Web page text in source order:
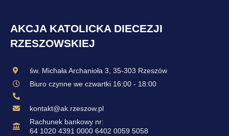
AKCJA KATOLICKA DIECEZJI
RZESZOWSKIEJ
św. Michała Archanioła 3, 35-303 Rzeszów
Biuro czynne we czwartki 16:00 - 18:00
kontakt@ak.rzeszow.pl
Rachunek bankowy nr:
64 1020 4391 0000 6402 0059 5058